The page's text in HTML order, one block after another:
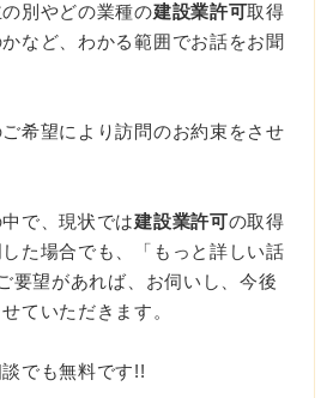
別やどの業種の建設業許可取得
など、わかる範囲でお話をお聞
希望により訪問のお約束をさせ
で、現状では建設業許可の取得
た場合でも、「もっと詳しい話
要望があれば、お伺いし、今後
ていただきます。
でも無料です!!